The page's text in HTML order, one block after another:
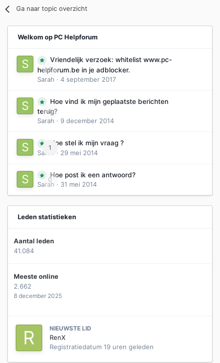
Ga naar topic overzicht
Welkom op PC Helpforum
0
Vriendelijk verzoek: whitelist www.pc-
helpforum.be in je adblocker.
Sarah · 4 september 2017
0
Hoe vind ik mijn geplaatste berichten
terug?
Sarah · 9 december 2014
1
Hoe stel ik mijn vraag ?
Sarah
· 29 mei 2014
0
Hoe post ik een antwoord?
Sarah · 31 mei 2014
Leden statistieken
Aantal leden
41.084
Meeste online
2.662
8 december 2025
NIEUWSTE LID
RenX
Registratiedatum 19 uren geleden